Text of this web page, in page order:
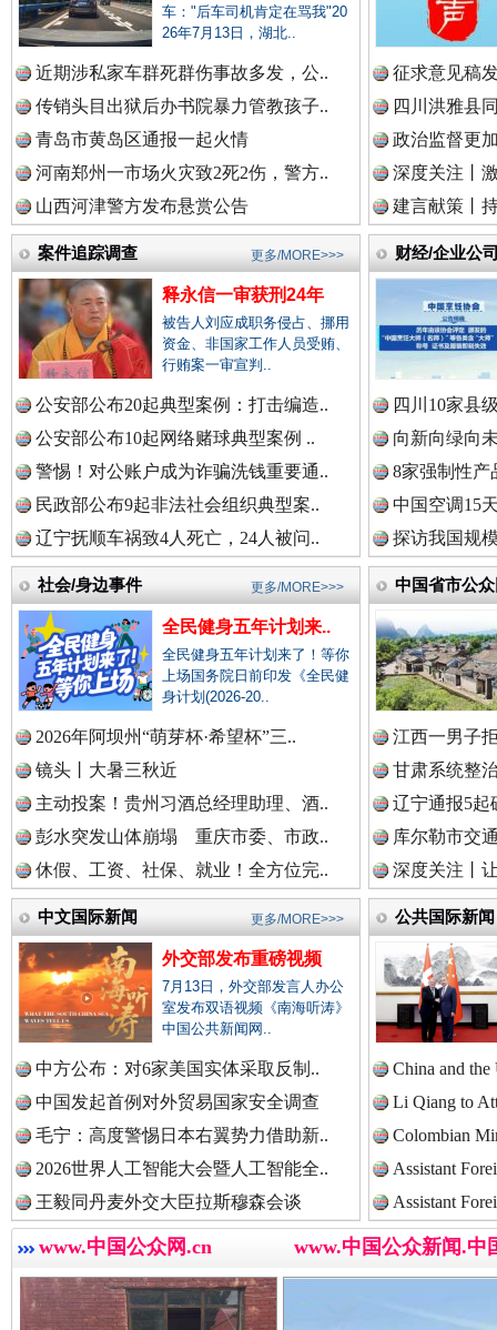
中国廉政法纪网.
中国律师在线.
中国参政网.中
中国全民新闻网.
中国公众新闻网.
中国公民新闻网.
中国公共新闻网.
中国法制新闻网.
中国法治新闻网.
中国法院新闻网.
中国检察新闻网.
中国医药新闻网.
中国企业新闻网.
雄关漫道展新颜 “
衣柜里的秘密 高速路
春天里的科技盛宴
巳巳如意，开工大吉！
车："后车司机肯定在骂我"20
26年7月13日，湖北..
近期涉私家车群死群伤事故多发，公..
传销头目出狱后办书院暴力管教孩子..
青岛市黄岛区通报一起火情
河南郑州一市场火灾致2死2伤，警方..
山西河津警方发布悬赏公告
征求意见稿
四川洪雅县
政治监督更
深度关注丨
建言献策丨
案件追踪调查
释永信一审获刑24年
被告人刘应成职务侵占、挪用
资金、非国家工作人员受贿、
行贿案一审宣判..
公安部公布20起典型案例：打击编造..
公安部公布10起网络赌球典型案例 ..
警惕！对公账户成为诈骗洗钱重要通..
民政部公布9起非法社会组织典型案..
辽宁抚顺车祸致4人死亡，24人被问..
更多/MORE>>> 财经/企业公
四川10家县
向新向绿向
8家强制性产
中国空调15
探访我国规
社会/身边事件
全民健身五年计划来..
全民健身五年计划来了！等你
上场国务院日前印发《全民健
身计划(2026-20..
2026年阿坝州“萌芽杯·希望杯”三..
镜头丨大暑三秋近
主动投案！贵州习酒总经理助理、酒..
彭水突发山体崩塌 重庆市委、市政..
休假、工资、社保、就业！全方位完..
更多/MORE>>> 中国省市公
江西一男子
甘肃系统整
辽宁通报5起
库尔勒市交
深度关注丨
中文国际新闻
外交部发布重磅视频
7月13日，外交部发言人办公
室发布双语视频《南海听涛》
中国公共新闻网..
中方公布：对6家美国实体采取反制..
中国发起首例对外贸易国家安全调查
毛宁：高度警惕日本右翼势力借助新..
2026世界人工智能大会暨人工智能全..
王毅同丹麦外交大臣拉斯穆森会谈
更多/MORE>>> 公共国际新闻
China and
Li Qiang to
Colombian
Assistant
Assistant
www.中国公众网.cn www.中国公众新闻.中